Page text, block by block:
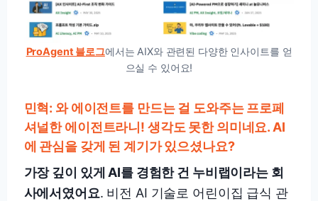
ProAgent 블로그에서는 AIX와 관련된 다양한 인사이트를 얻
으실 수 있어요!
민혁: 와 에이전트를 만드는 걸 도와주는 프로페
셔널한 에이전트라니! 생각도 못한 의미네요. AI
에 관심을 갖게 된 계기가 있으셨나요?
가장 깊이 있게 AI를 경험한 건 누비랩이라는 회
사에서였어요. 비전 AI 기술로 어린이집 급식 관